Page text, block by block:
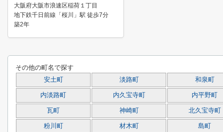
大阪府大阪市浪速区稲荷１丁目
地下鉄千日前線「桜川」駅 徒歩7分
築2年
その他の町名で探す
安土町 淡路町 和泉町
内淡路町 内久宝寺町 内平野町
瓦町 神崎町 北久宝寺町
粉川町 材木町 島町